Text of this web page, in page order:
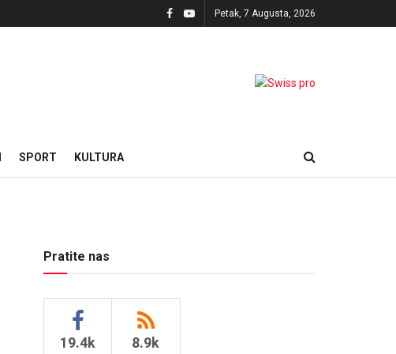
Petak, 7 Augusta, 2026
SPORT KULTURA
Pratite nas
19.4k 8.9k